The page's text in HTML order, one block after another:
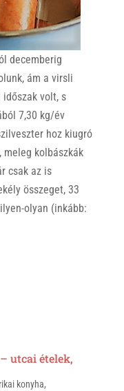
decemberig
ám a virsli
volt, s
7,30 kg/év
hoz kiugró
meleg kolbászkák
csak az is
összeget, 33
olyan (inkább:
– utcai ételek,
konyha,